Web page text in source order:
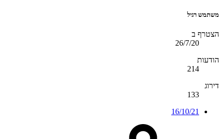
משתמש רגיל
הצטרף ב
26/7/20
הודעות
214
דירוג
133
16/10/21